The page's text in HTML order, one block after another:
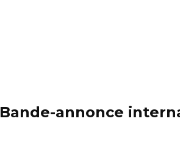
Bande-annonce